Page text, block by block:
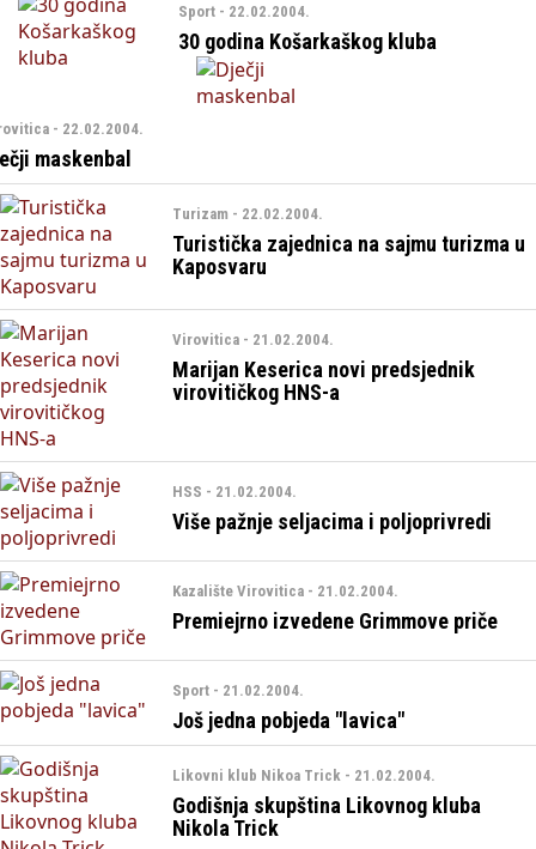
Sport - 22.02.2004.
30 godina Košarkaškog kluba
- 22.02.2004.
maskenbal
Turizam - 22.02.2004.
Turistička zajednica na sajmu turizma u
Kaposvaru
Virovitica - 21.02.2004.
Marijan Keserica novi predsjednik
virovitičkog HNS-a
HSS - 21.02.2004.
Više pažnje seljacima i poljoprivredi
Kazalište Virovitica - 21.02.2004.
Premiejrno izvedene Grimmove priče
Sport - 21.02.2004.
Još jedna pobjeda "lavica"
Likovni klub Nikoa Trick - 21.02.2004.
Godišnja skupština Likovnog kluba
Nikola Trick